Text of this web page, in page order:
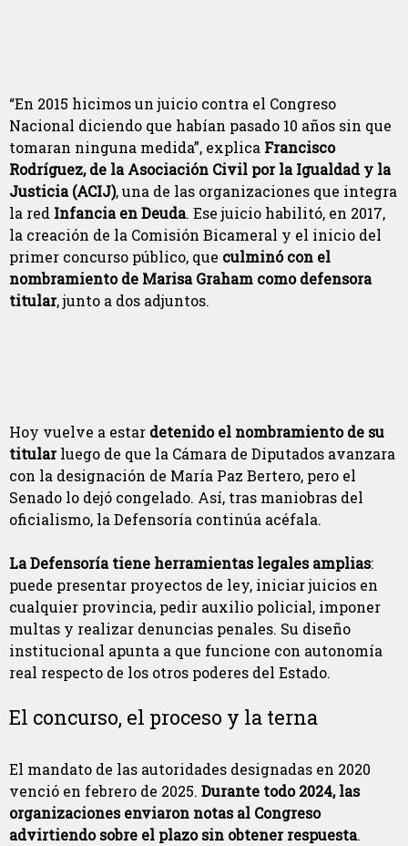
“En 2015 hicimos un juicio contra el Congreso
Nacional diciendo que habían pasado 10 años sin que
tomaran ninguna medida”, explica Francisco
Rodríguez, de la Asociación Civil por la Igualdad y la
Justicia (ACIJ), una de las organizaciones que integra
la red Infancia en Deuda. Ese juicio habilitó, en 2017,
la creación de la Comisión Bicameral y el inicio del
primer concurso público, que culminó con el
nombramiento de Marisa Graham como defensora
titular, junto a dos adjuntos.
Hoy vuelve a estar detenido el nombramiento de su
titularluego de que la Cámara de Diputados avanzara
con la designación de María Paz Bertero, pero el
Senado lo dejó congelado. Así, tras maniobras del
oficialismo, la Defensoría continúa acéfala.
La Defensoría tiene herramientas legales amplias:
puede presentar proyectos de ley, iniciar juicios en
cualquier provincia, pedir auxilio policial, imponer
multas y realizar denuncias penales. Su diseño
institucional apunta a que funcione con autonomía
real respecto de los otros poderes del Estado.
El concurso, el proceso y la terna
El mandato de las autoridades designadas en 2020
venció en febrero de 2025. Durante todo 2024, las
organizaciones enviaron notas al Congreso
advirtiendo sobre el plazo sin obtener respuesta.